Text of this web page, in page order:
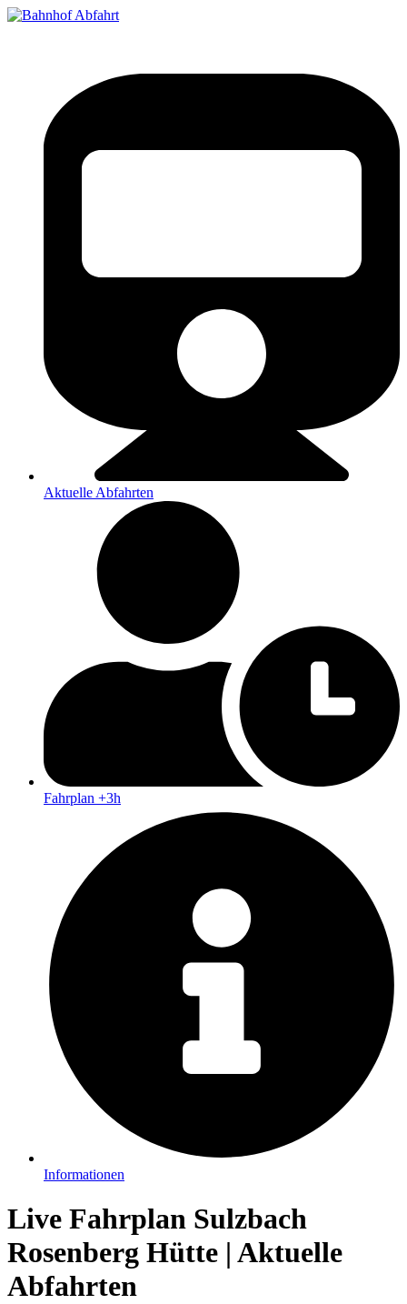
Aktuelle Abfahrten
Fahrplan +3h
Informationen
Live Fahrplan Sulzbach
Rosenberg Hütte | Aktuelle
Abfahrten